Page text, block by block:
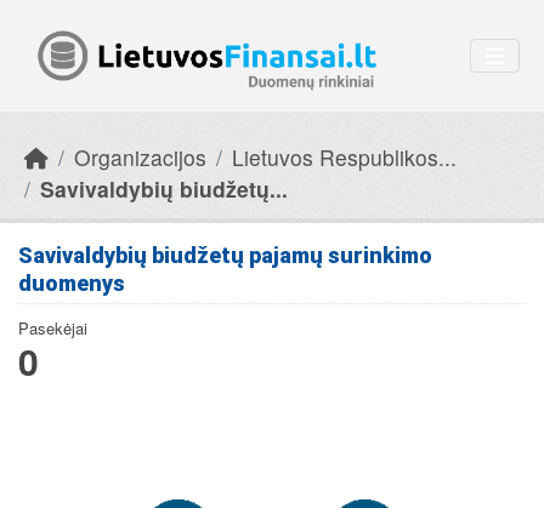
Organizacijos
Lietuvos Respublikos...
Savivaldybių biudžetų...
Savivaldybių biudžetų pajamų surinkimo
duomenys
Pasekėjai
0